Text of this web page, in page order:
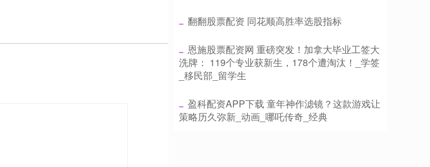
​翻翻股票配资 同花顺高胜率选股指标
​恩施股票配资网 重磅突发！加拿大毕业工签大
洗牌： 119个专业获新生，178个遭淘汰！_学签
_移民部_留学生
​盈科配资APP下载 童年神作滤镜？这款游戏让
策略历久弥新_动画_哪吒传奇_经典